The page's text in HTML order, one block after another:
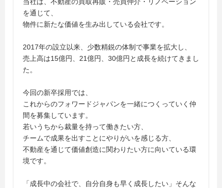
を通じて、
物件に新たな価値を生み出している会社です。
2017年の設立以来、少数精鋭の体制で事業を拡大し、
売上高は15億円、21億円、30億円と成長を続けてきまし
た。
今回の新卒採用では、
これからのフォワードジャパンを一緒につくっていく仲
間を募集しています。
若いうちから裁量を持って働きたい方、
チームで成果を出すことにやりがいを感じる方、
不動産を通じて価値創造に関わりたい方に向いている環
境です。
「成長中の会社で、自分自身も早く成長したい」そんな